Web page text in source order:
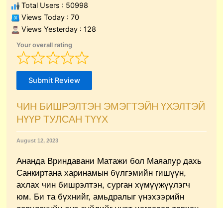
Total Users : 50998
Views Today : 70
Views Yesterday : 128
Your overall rating
Submit Review
ЧИН БИШРЭЛТЭН ЭМЭГТЭЙН ҮХЭЛТЭЙ
НҮҮР ТУЛСАН ТҮҮХ
August 12, 2023
Ананда Вриндавани Матажи бол Маяапур дахь
Санкиртана харинамын бүлгэмийн гишүүн,
ахлах чин бишрэлтэн, сурган хүмүүжүүлэгч
юм. Би та бүхнийг, амьдралыг үнэхээрийн